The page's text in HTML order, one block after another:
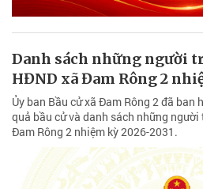
Danh sách những người
HĐND xã Đam Rông 2
Ủy ban Bầu cử xã Đam Rông 2 đã ban
quả bầu cử và danh sách những
Đam Rông 2 nhiệm kỳ 2026-2031.